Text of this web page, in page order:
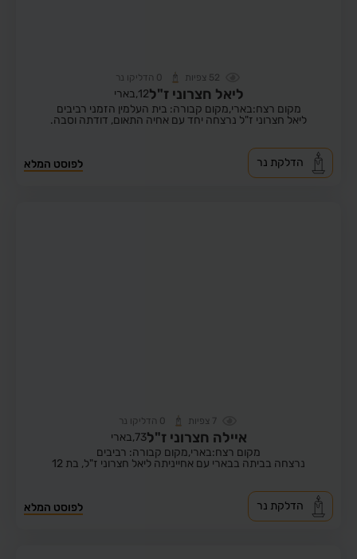
52 צפיות 0 הדליקו נר
ליאל חצרוני ז"ל12, בארי
מקום רצח:בארי,מקום קבורה: בית העלמין הזמני רביבים
ליאל חצרוני ז"ל נרצחה יחד עם אחיה התאום, דודתה וסבה.
לפוסט המלא הדלקת נר
7 צפיות 0 הדליקו נר
איילה חצרוני ז"ל73, בארי
מקום רצח:בארי,מקום קבורה: רביבים
נרצחה בביתה בבארי עם אחייניתה ליאל חצרוני ז"ל, בת 12
לפוסט המלא הדלקת נר